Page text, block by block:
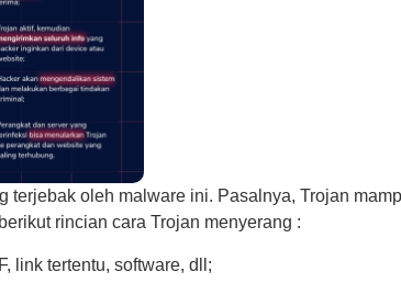
oleh malware ini. Pasalnya, Trojan
rincian cara Trojan menyerang :
link tertentu, software, dll;